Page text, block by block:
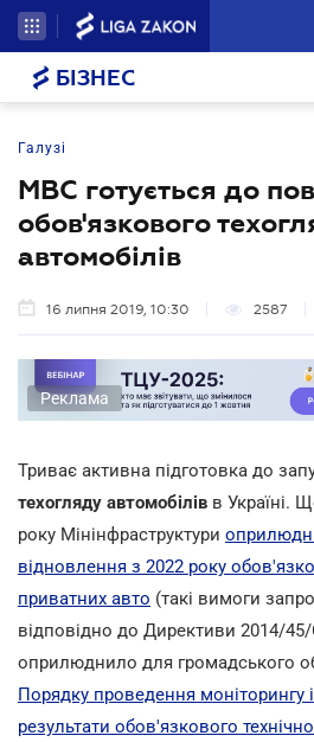
БІЗНЕС
Галузі
МВС готується до
обов'язкового
автомобілів
16 липня 2019, 10:30 2587
Реклама
Триває активна підготовка до
техогляду автомобілів в Україні.
року Мінінфраструктури
відновлення з 2022 року
приватних авто (такі вимоги
відповідно до Директиви 2014/
оприлюднило для громадського
Порядку проведення моніторингу
результати обов'язкового